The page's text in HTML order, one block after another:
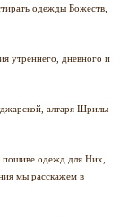
одежды Божеств,
утреннего, дневного и
алтаря Шрилы
пошиве одежд для Них,
мы расскажем в